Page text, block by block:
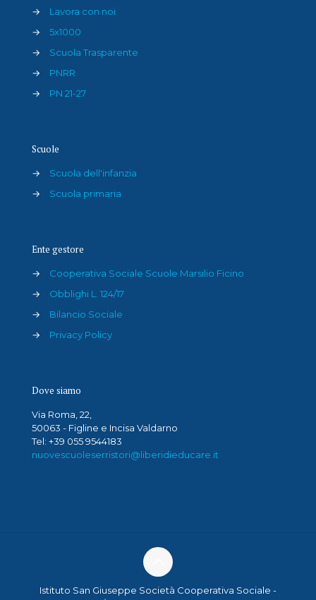
→
Lavora con noi
→
5x1000
→
Scuola Trasparente
→
PNRR
→
PN 21-27
Scuole
→
Scuola dell'infanzia
→
Scuola primaria
Ente gestore
→
Cooperativa Sociale Scuole Marsilio Ficino
→
Obblighi L. 124/17
→
Bilancio Sociale
→
Privacy Policy
Dove siamo
Via Roma, 22,
50063 - Figline e Incisa Valdarno
Tel: +39 055 9544183
nuovescuoleserristori@liberidieducare.it
Istituto San Giuseppe Società Cooperativa Sociale -